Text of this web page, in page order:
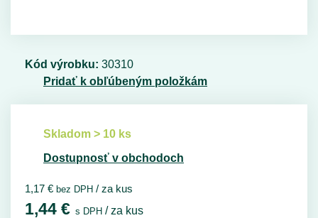
Kód výrobku: 30310
Pridať k obľúbeným položkám
Skladom > 10 ks
Dostupnosť v obchodoch
1,17 € bez DPH / za kus
1,44 € s DPH/ za kus